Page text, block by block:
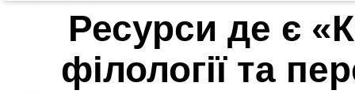
Ресурси де є
філології та